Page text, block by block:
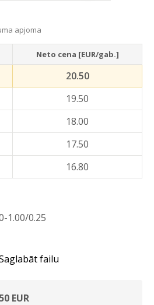
1.00/0.25
failu
EUR
apjoma
Neto cena [EUR/gab.]
20.50
19.50
18.00
17.50
16.80